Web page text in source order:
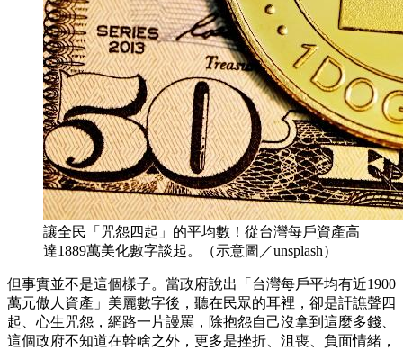
讓全民「咒怨四起」的平均數！從台灣每戶資產高
達1889萬美化數字談起。（示意圖／unsplash）
但事實並不是這個樣子。當政府說出「台灣每戶平均有近1900
萬元傲人資產」美麗數字後，聽在民眾的耳裡，卻是訐譙聲四
起、心生咒怨，網路一片謾罵，除抱怨自己沒拿到這麼多錢、
這個政府不知道在幹啥之外，更多是挫折、沮喪、負面情緒，